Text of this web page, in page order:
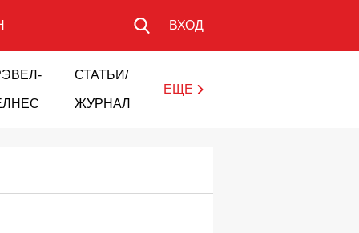
ВХОД
СТАТЬИ/
ЖУРНАЛ
ЕЩЕ